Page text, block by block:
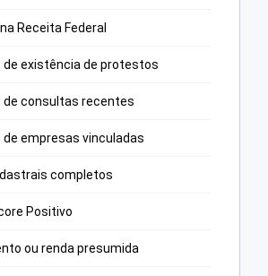
Receita Federal
de existência de protestos
de consultas recentes
de empresas vinculadas
completos
Positivo
ou renda presumida